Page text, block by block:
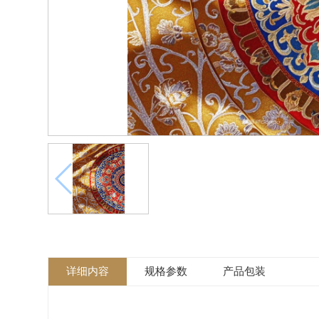
详细内容 规格参数 产品包装